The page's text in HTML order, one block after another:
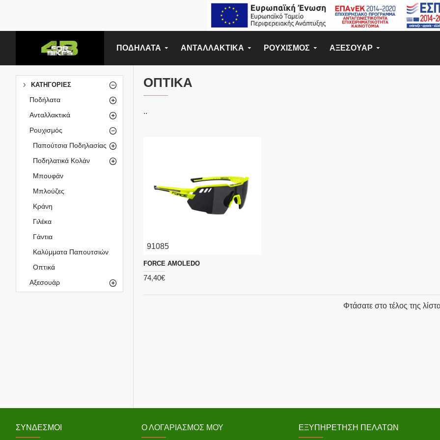
ΠΟΔΗΛΑΤΑ ΑΝΤΑΛΛΑΚΤΙΚΑ ΡΟΥΧΙΣΜΟΣ ΑΞΕΣΟΥΑΡ
ΚΑΤΗΓΟΡΊΕΣ
Ποδήλατα
Ανταλλακτικά
Ρουχισμός
Παπούτσια Ποδηλασίας
Ποδηλατικά Κολάν
Μπουφάν
Μπλούζες
Κράνη
Γιλέκα
Γάντια
Καλύμματα Παπουτσιών
Οπτικά
Αξεσουάρ
ΟΠΤΙΚΆ
..
91085
FORCE AMOLEDO
74,40€
Φτάσατε στο τέλος της
ΣΎΝΔΕΣΜΟΙ Ο ΛΟΓΑΡΙΑΣΜΌΣ ΜΟΥ ΕΞΥΠΗΡΈΤΗΣΗ ΠΕΛΑΤΏΝ